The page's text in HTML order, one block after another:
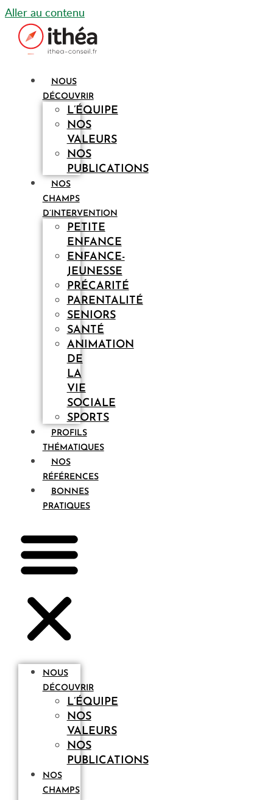
Aller au contenu
NOUS
DÉCOUVRIR
L’ÉQUIPE
NOS
VALEURS
NOS
PUBLICATIONS
NOS
CHAMPS
D’INTERVENTION
PETITE
ENFANCE
ENFANCE-
JEUNESSE
PRÉCARITÉ
PARENTALITÉ
SENIORS
SANTÉ
ANIMATION
DE
LA
VIE
SOCIALE
SPORTS
PROFILS
THÉMATIQUES
NOS
RÉFÉRENCES
BONNES
PRATIQUES
NOUS
DÉCOUVRIR
L’ÉQUIPE
NOS
VALEURS
NOS
PUBLICATIONS
NOS
CHAMPS